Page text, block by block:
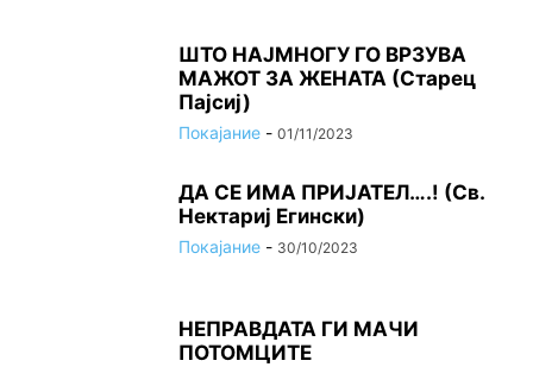
ШТО НАЈМНОГУ ГО ВРЗУВА
МАЖОТ ЗА ЖЕНАТА (Старец
Пајсиј)
Покајание - 01/11/2023
ДА СЕ ИМА ПРИЈАТЕЛ….! (Св.
Нектариј Егински)
Покајание - 30/10/2023
НЕПРАВДАТА ГИ МАЧИ
ПОТОМЦИТЕ